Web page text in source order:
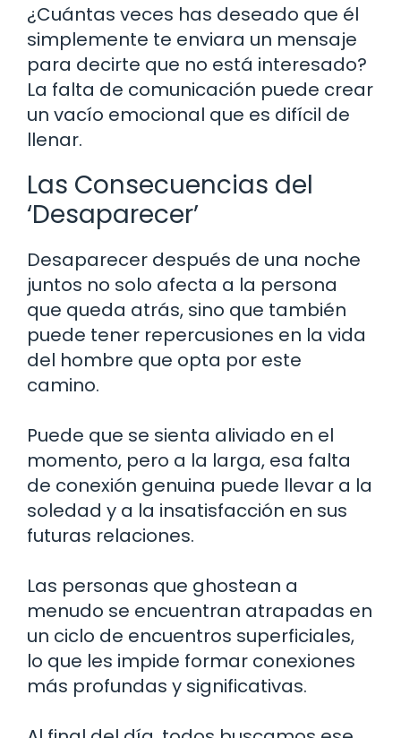
¿Cuántas veces has deseado que él
simplemente te enviara un mensaje
para decirte que no está interesado?
La falta de comunicación puede crear
un vacío emocional que es difícil de
llenar.
Las Consecuencias del
‘Desaparecer’
Desaparecer después de una noche
juntos no solo afecta a la persona
que queda atrás, sino que también
puede tener repercusiones en la vida
del hombre que opta por este
camino.
Puede que se sienta aliviado en el
momento, pero a la larga, esa falta
de conexión genuina puede llevar a la
soledad y a la insatisfacción en sus
futuras relaciones.
Las personas que ghostean a
menudo se encuentran atrapadas en
un ciclo de encuentros superficiales,
lo que les impide formar conexiones
más profundas y significativas.